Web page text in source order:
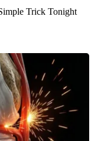
Trick Tonight